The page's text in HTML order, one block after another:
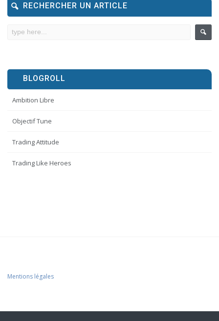
RECHERCHER UN ARTICLE
BLOGROLL
Ambition Libre
Objectif Tune
Trading Attitude
Trading Like Heroes
Mentions légales